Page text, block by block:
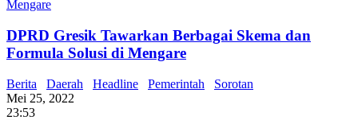
DPRD Gresik Tawarkan Berbagai Skema dan
Formula Solusi di Mengare
Berita Daerah Headline Pemerintah
Sorotan
Mei 25, 2022
23:53